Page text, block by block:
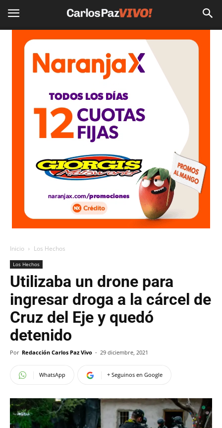
Inicio Los Hechos
Los Hechos
Utilizaba un drone para
ingresar droga a la cárcel de
Cruz del Eje y quedó
detenido
Por Redacción Carlos Paz Vivo - 29 diciembre, 2021
WhatsApp + Seguinos en Google